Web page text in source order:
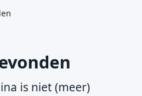
is niet (meer)